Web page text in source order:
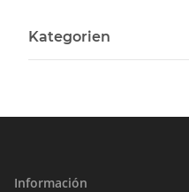
Kategorien
Información